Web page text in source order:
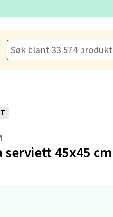
serviett 45x45